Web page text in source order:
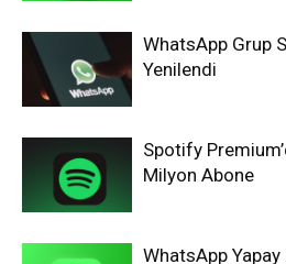
WhatsApp Grup
Yenilendi
Spotify
Milyon Abone
WhatsApp